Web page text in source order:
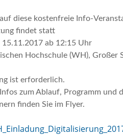
diese kostenfreie Info-
findet statt
ab 12:15 Uhr
Hochschule (WH), Großer
ist erforderlich.
zum Ablauf, Programm und
finden Sie im Flyer.